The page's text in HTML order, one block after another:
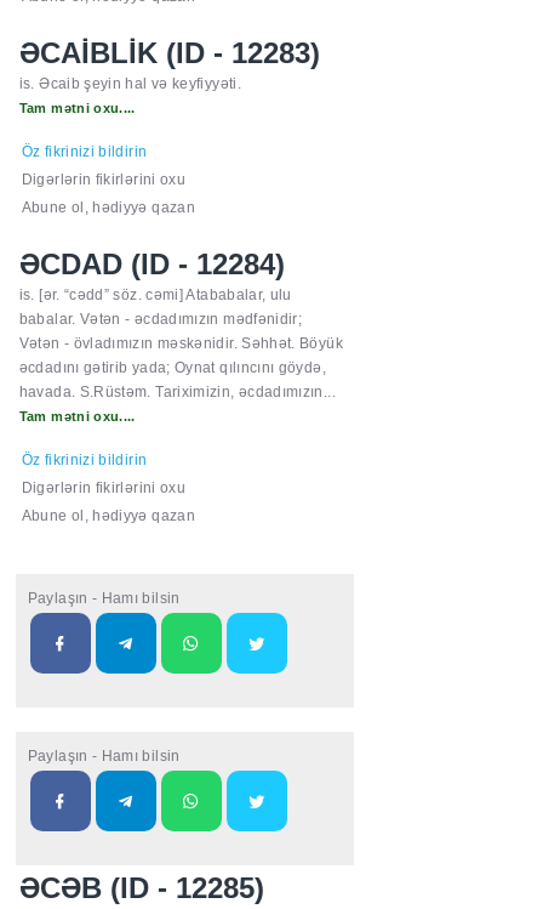
ƏCAİBLİK (ID - 12283)
is. Əcaib şeyin hal və keyfiyyəti.
Tam mətni oxu....
Öz fikrinizi bildirin
Digərlərin fikirlərini oxu
Abune ol, hədiyyə qazan
ƏCDAD (ID - 12284)
is. [ər. “cədd” söz. cəmi] Atababalar, ulu
babalar. Vətən - əcdadımızın mədfənidir;
Vətən - övladımızın məskənidir. Səhhət. Böyük
əcdadını gətirib yada; Oynat qılıncını göydə,
havada. S.Rüstəm. Tariximizin, əcdadımızın...
Tam mətni oxu....
Öz fikrinizi bildirin
Digərlərin fikirlərini oxu
Abune ol, hədiyyə qazan
Paylaşın - Hamı bilsin
Paylaşın - Hamı bilsin
ƏCƏB (ID - 12285)